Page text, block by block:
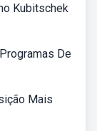
Kubitschek
De
Mais